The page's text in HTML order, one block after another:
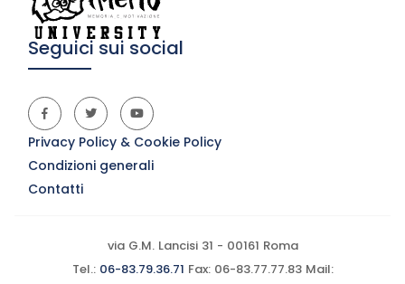
Seguici sui social
Privacy Policy & Cookie Policy
Condizioni generali
Contatti
via G.M. Lancisi 31 - 00161 Roma
Tel.:06-83.79.36.71 Fax: 06-83.77.77.83 Mail: